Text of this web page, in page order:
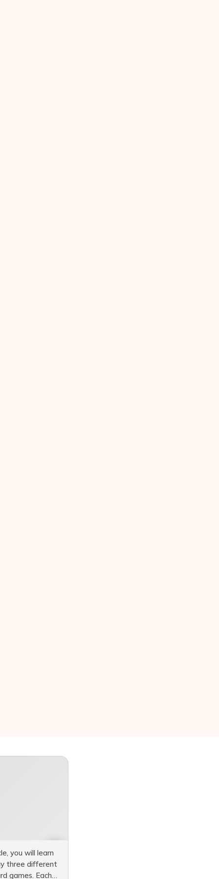
you will learn
three different
games. Each